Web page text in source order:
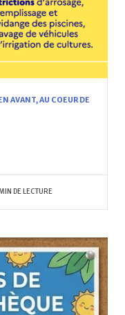
AVANT,AU COEUR DE
DE LECTURE